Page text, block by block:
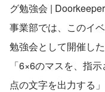
グ勉強会 |
事業部では、このイ
勉強会として開催し
「6×6のマスを、指
点の文字を出力する